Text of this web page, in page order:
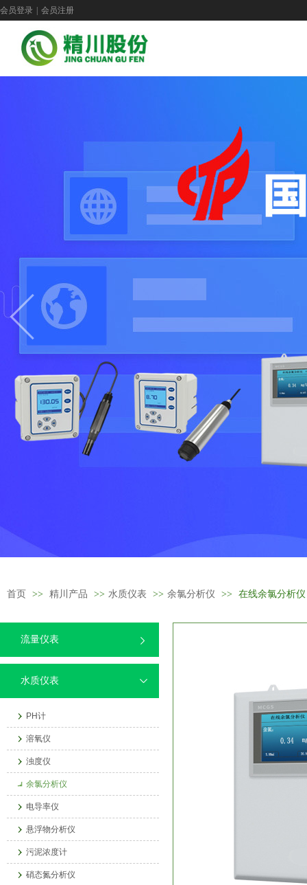
会员登录 会员注册
首页 >> 精川产品 >> 水质仪表 >> 余氯分析仪 >> 在线余氯分析仪
流量仪表
水质仪表
PH计
溶氧仪
浊度仪
余氯分析仪
电导率仪
悬浮物分析仪
污泥浓度计
硝态氮分析仪